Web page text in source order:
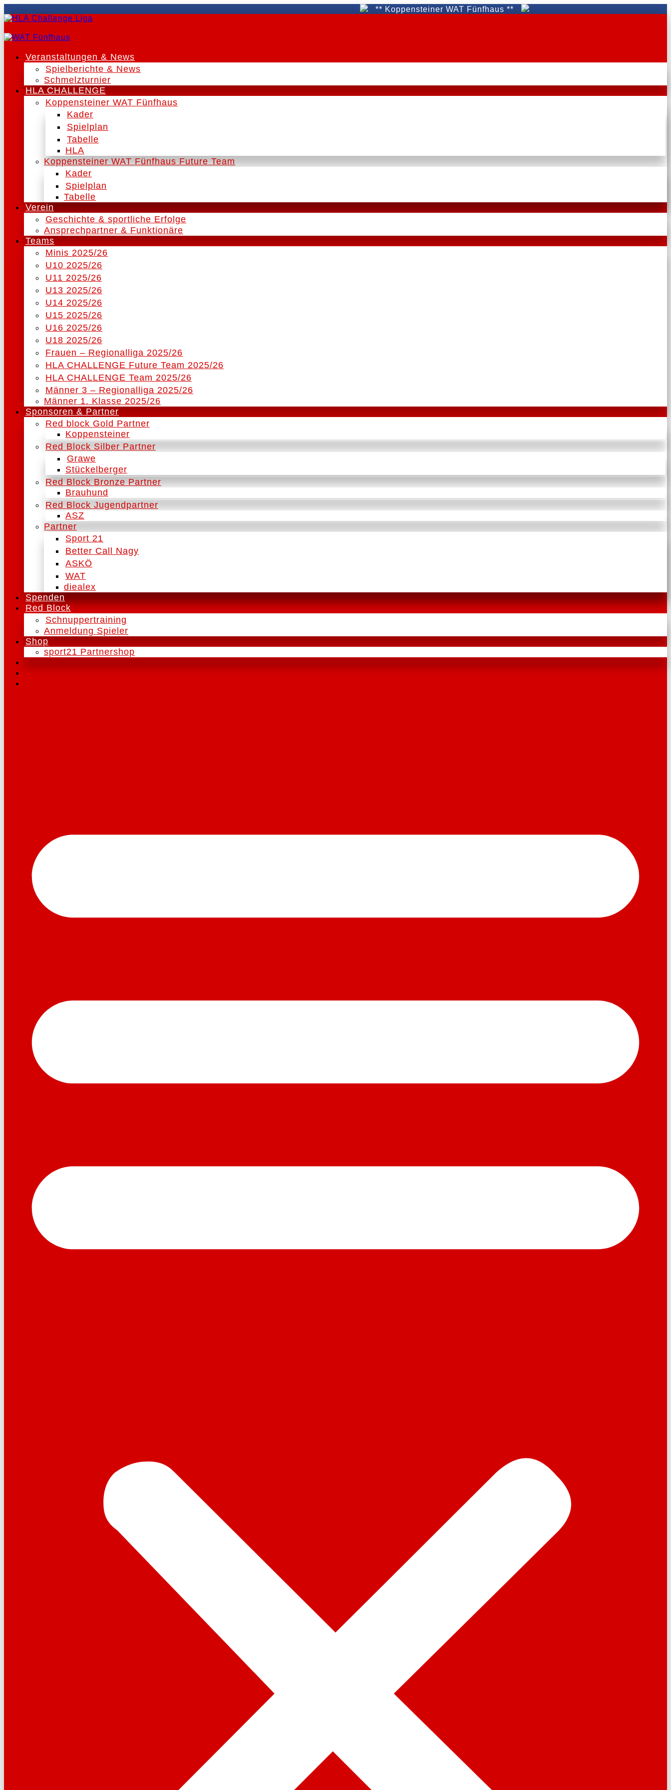
** Koppensteiner WAT Fünfhaus **
Veranstaltungen & News
Spielberichte & News
Schmelzturnier
HLA CHALLENGE
Koppensteiner WAT Fünfhaus
Kader
Spielplan
Tabelle
HLA
Koppensteiner WAT Fünfhaus Future Team
Kader
Spielplan
Tabelle
Verein
Geschichte & sportliche Erfolge
Ansprechpartner & Funktionäre
Teams
Minis 2025/26
U10 2025/26
U11 2025/26
U13 2025/26
U14 2025/26
U15 2025/26
U16 2025/26
U18 2025/26
Frauen – Regionalliga 2025/26
HLA CHALLENGE Future Team 2025/26
HLA CHALLENGE Team 2025/26
Männer 3 – Regionalliga 2025/26
Männer 1. Klasse 2025/26
Sponsoren & Partner
Red block Gold Partner
Koppensteiner
Red Block Silber Partner
Grawe
Stückelberger
Red Block Bronze Partner
Brauhund
Red Block Jugendpartner
ASZ
Partner
Sport 21
Better Call Nagy
ASKÖ
WAT
diealex
Spenden
Red Block
Schnuppertraining
Anmeldung Spieler
Shop
sport21 Partnershop